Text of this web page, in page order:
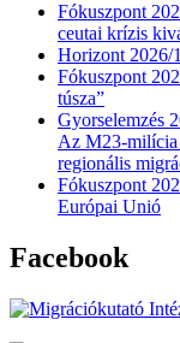
Fókuszpont
ceutai krízis
Horizont 2026/
Fókuszpont
túsza”
Gyorselemzés
Az M23-milícia
regionális
Fókuszpont
Európai Unió
Facebook